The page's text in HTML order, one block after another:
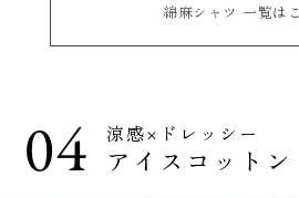
綿麻シャツ 一覧は
04 涼感×ドレッシー
アイスコットン